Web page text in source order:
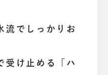
でしっかりお
け止める「ハ